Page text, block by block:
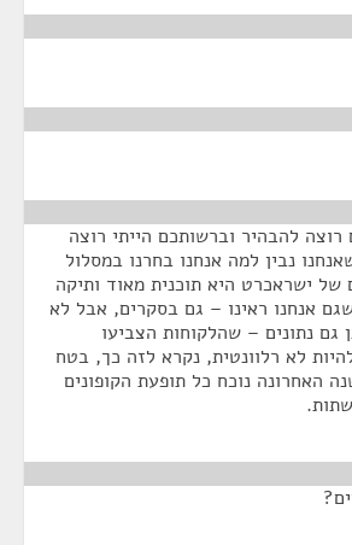
רוצה להבהיר וברשותכם הייתי רוצה
נבין למה אנחנו בחרנו במסלול
של ישראכרט היא תוכנית מאוד ותיקה
שנה, כשגם אנחנו ראינו – גם בסקרים, אבל לא
גם נתונים – שהלקוחות הצביעו
לא רלוונטית, נקרא לזה כך, בטח
האחרונה נוכח כל תופעת הקופונים